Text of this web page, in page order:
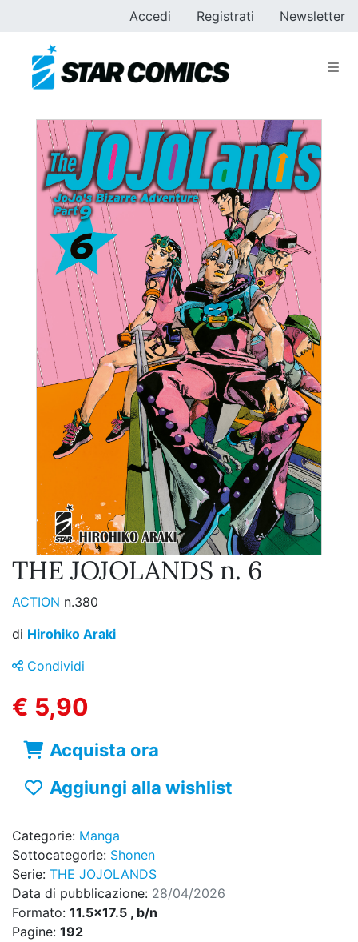
Accedi Registrati Newsletter
THE JOJOLANDS n. 6
ACTION n.380
di Hirohiko Araki
Condividi
€ 5,90
Acquista ora
Aggiungi alla wishlist
Categorie: Manga
Sottocategorie: Shonen
Serie: THE JOJOLANDS
Data di pubblicazione: 28/04/2026
Formato: 11.5x17.5 , b/n
Pagine: 192